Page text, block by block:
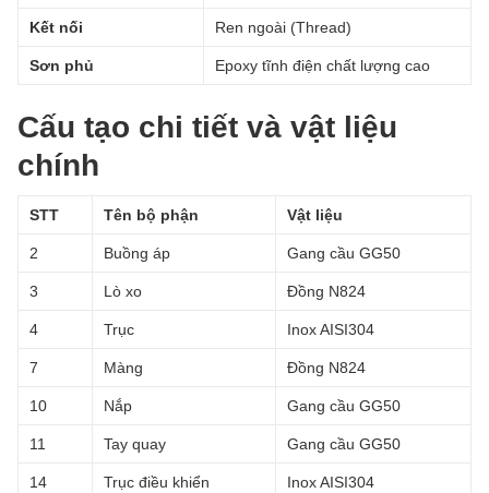
Kết nối Ren ngoài (Thread)
Sơn phủ Epoxy tĩnh điện chất lượng cao
Cấu tạo chi tiết và vật liệu
chính
STT Tên bộ phận Vật liệu
2 Buồng áp Gang cầu GG50
3 Lò xo Đồng N824
4 Trục Inox AISI304
7 Màng Đồng N824
10 Nắp Gang cầu GG50
11 Tay quay Gang cầu GG50
14 Trục điều khiển Inox AISI304